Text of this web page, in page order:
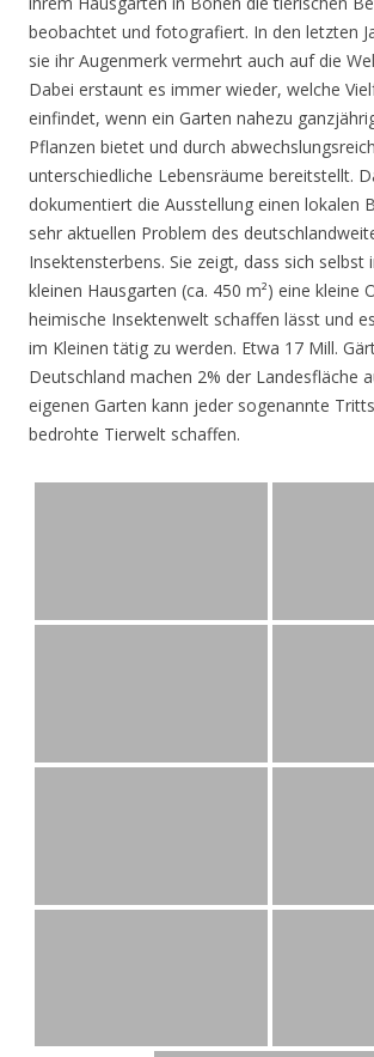
beobachtet und fotografiert. In den letzten
sie ihr Augenmerk vermehrt auch auf die
Dabei erstaunt es immer wieder, welche
einfindet, wenn ein Garten nahezu
Pflanzen bietet und durch
unterschiedliche Lebensräume bereitstellt.
dokumentiert die Ausstellung einen lokalen
sehr aktuellen Problem des
Insektensterbens. Sie zeigt, dass sich selbst
kleinen Hausgarten (ca. 450 m²) eine kleine
heimische Insektenwelt schaffen lässt und
im Kleinen tätig zu werden. Etwa 17 Mill.
Deutschland machen 2% der Landesfläche
eigenen Garten kann jeder sogenannte
bedrohte Tierwelt schaffen.